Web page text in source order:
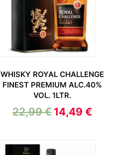
WHISKY ROYAL CHALLENGE
FINEST PREMIUM ALC.40%
VOL. 1LTR.
22,99€ 14,49 €